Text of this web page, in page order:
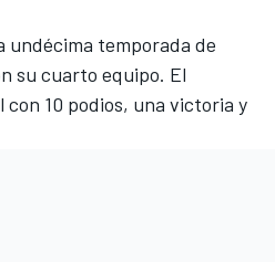
undécima temporada de
su cuarto equipo. El
con 10 podios, una victoria y